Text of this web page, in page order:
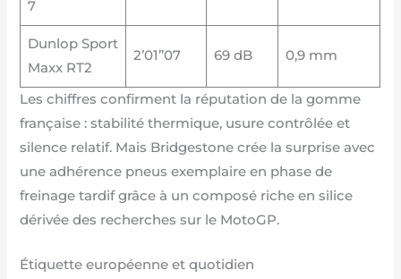
7
Dunlop Sport
Maxx RT2
2’01’’07 69 dB 0,9 mm
Les chiffres confirment la réputation de la gomme
française : stabilité thermique, usure contrôlée et
silence relatif. Mais Bridgestone crée la surprise avec
une adhérence pneus exemplaire en phase de
freinage tardif grâce à un composé riche en silice
dérivée des recherches sur le MotoGP.
Étiquette européenne et quotidien